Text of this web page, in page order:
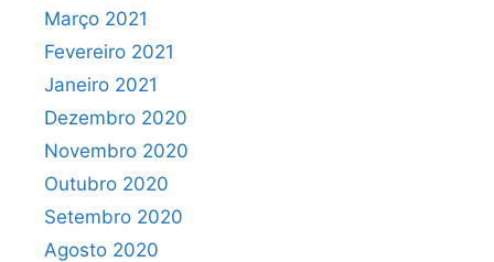
Março 2021
Fevereiro 2021
Janeiro 2021
Dezembro 2020
Novembro 2020
Outubro 2020
Setembro 2020
Agosto 2020